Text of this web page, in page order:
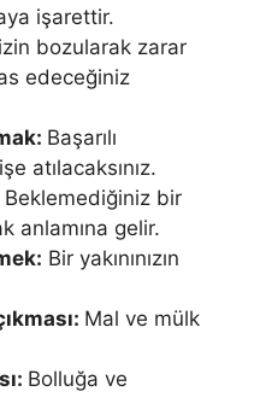
işarettir.
bozularak zarar
edeceğiniz
Başarılı
atılacaksı­nız.
Beklemediğiniz bir
anlamı­na gelir.
Bir yakınınızın
Mal ve mülk
Bolluğa ve